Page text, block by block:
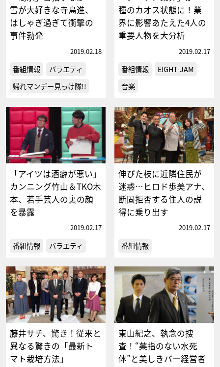
雪が大好きな寺島進、
はしゃぎ過ぎて衝撃の
事件勃発
2019.02.18
番組情報
バラエティ
帰れマンデー見っけ隊!!
種のカオス状態に！業
界に影響あたえた4人の
重要人物を大分析
2019.02.17
番組情報
EIGHT-JAM
音楽
「アイツは酒癖が悪い」
カンニング竹山＆TKO木
本、若手芸人の裏の顔
を暴露
2019.02.17
番組情報 バラエティ
伸びた枝に近隣住民が
迷惑…ヒロド歩美アナ、
断固拒否する住人の説
得に乗り出す
2019.02.17
番組情報
藤井サチ、驚き！従来と
異なる驚きの「最新ト
マト栽培方法」
東山紀之、執念の捜
査！“薬指のない水死
体”と美しきバー経営者